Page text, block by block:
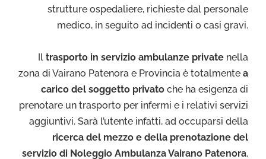
strutture ospedaliere, richieste dal personale
medico, in seguito ad incidenti o casi gravi.
Il trasporto in servizio ambulanze private nella
zona di Vairano Patenora e Provincia è totalmente a
carico del soggetto privato che ha esigenza di
prenotare un trasporto per infermi e i relativi servizi
aggiuntivi. Sarà l’utente infatti, ad occuparsi della
ricerca del mezzo e della prenotazione del
servizio di Noleggio Ambulanza Vairano Patenora.